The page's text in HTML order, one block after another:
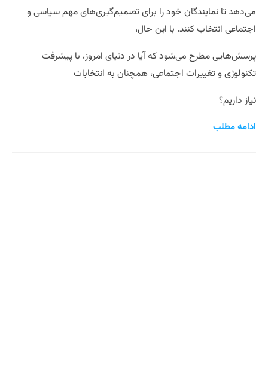
می‌دهد تا نمایندگان خود را برای تصمیم‌گیری‌های مهم سیاسی و
اجتماعی انتخاب کنند. با این حال،
پرسش‌هایی مطرح می‌شود که آیا در دنیای امروز، با پیشرفت
تکنولوژی و تغییرات اجتماعی، همچنان به انتخابات
نیاز داریم؟
ادامه مطلب